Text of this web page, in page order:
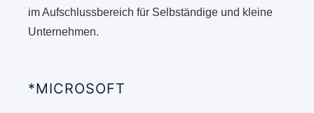
im Aufschlussbereich für Selbständige und kleine
Unternehmen.
*MICROSOFT